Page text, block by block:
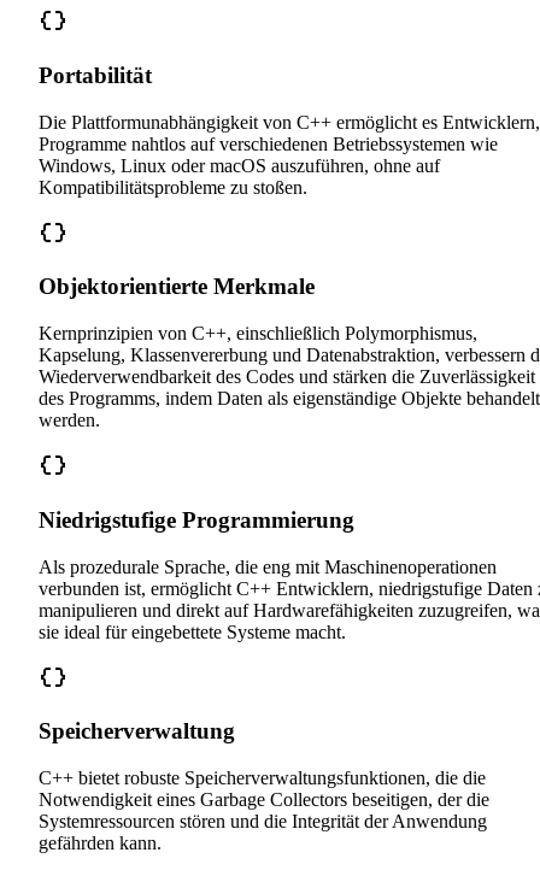
Portabilität
Die Plattformunabhängigkeit von C++ ermöglicht es Entwicklern,
Programme nahtlos auf verschiedenen Betriebssystemen wie
Windows, Linux oder macOS auszuführen, ohne auf
Kompatibilitätsprobleme zu stoßen.
Objektorientierte Merkmale
Kernprinzipien von C++, einschließlich Polymorphismus,
Kapselung, Klassenvererbung und Datenabstraktion, verbessern
Wiederverwendbarkeit des Codes und stärken die Zuverlässigkeit
des Programms, indem Daten als eigenständige Objekte behandelt
werden.
Niedrigstufige Programmierung
Als prozedurale Sprache, die eng mit Maschinenoperationen
verbunden ist, ermöglicht C++ Entwicklern, niedrigstufige Daten
manipulieren und direkt auf Hardwarefähigkeiten zuzugreifen,
sie ideal für eingebettete Systeme macht.
Speicherverwaltung
C++ bietet robuste Speicherverwaltungsfunktionen, die die
Notwendigkeit eines Garbage Collectors beseitigen, der die
Systemressourcen stören und die Integrität der Anwendung
gefährden kann.